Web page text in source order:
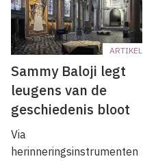
ARTIKEL
Sammy Baloji legt
leugens van de
geschiedenis bloot
Via
herinneringsinstrumenten